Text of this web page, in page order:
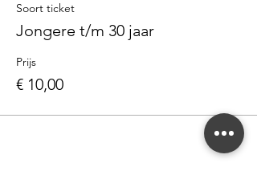
Soort ticket
Jongere t/m 30 jaar
Prijs
€ 10,00